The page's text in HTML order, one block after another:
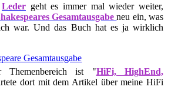
Leder geht es immer mal wieder weiter,
Gesamtausgabeneu ein, was
war. Und das Buch hat es ja wirklich
Gesamtausgabe
Themenbereich ist "HiFi, HighEnd,
dort mit dem Artikel über meine HiFi